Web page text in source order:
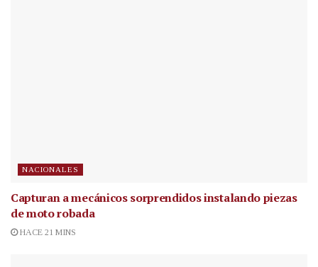
NACIONALES
Capturan a mecánicos sorprendidos instalando piezas
de moto robada
HACE 21 MINS